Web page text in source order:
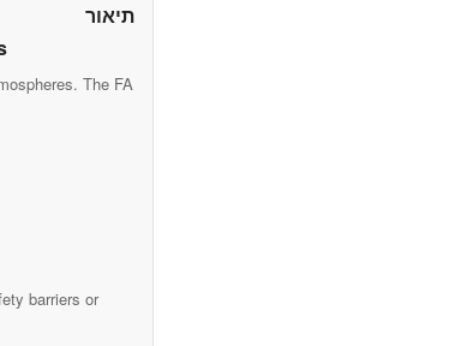
תיאור
The FA
barriers or